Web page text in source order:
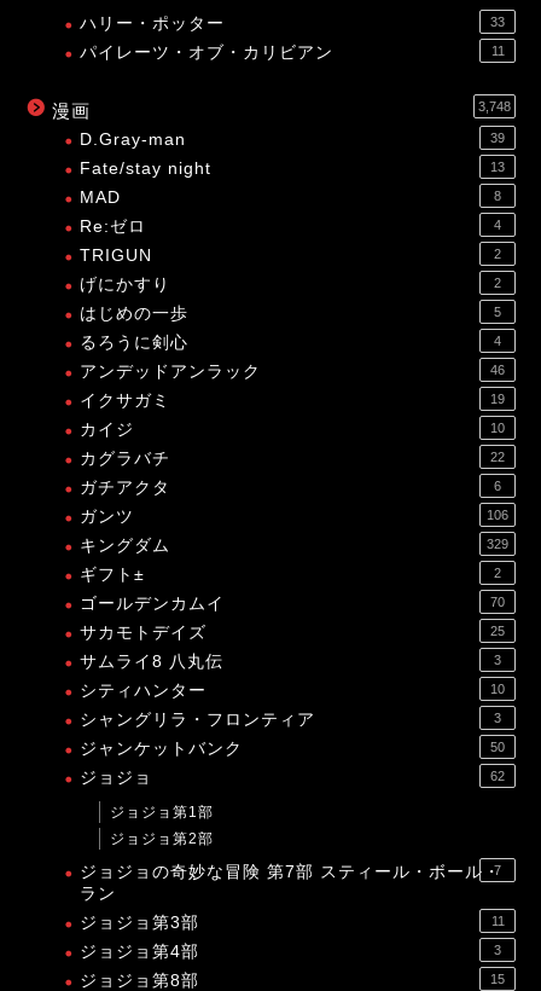
ハリー・ポッター 33
パイレーツ・オブ・カリビアン 11
漫画 3,748
D.Gray-man 39
Fate/stay night 13
MAD 8
Re:ゼロ 4
TRIGUN 2
げにかすり 2
はじめの一歩 5
るろうに剣心 4
アンデッドアンラック 46
イクサガミ 19
カイジ 10
カグラバチ 22
ガチアクタ 6
ガンツ 106
キングダム 329
ギフト± 2
ゴールデンカムイ 70
サカモトデイズ 25
サムライ8 八丸伝 3
シティハンター 10
シャングリラ・フロンティア 3
ジャンケットバンク 50
ジョジョ 62
ジョジョ第1部
ジョジョ第2部
ジョジョの奇妙な冒険 第7部 スティール・ボール・
ラン
7
ジョジョ第3部 11
ジョジョ第4部 3
ジョジョ第8部 15